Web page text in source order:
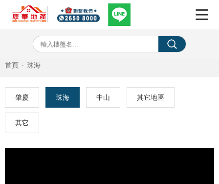
首頁 - 珠海
肇慶 珠海 中山 其它地區
其它